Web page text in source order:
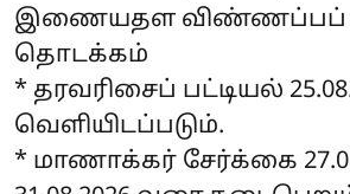
இணையதள விண்ணப்பப்
தொடக்கம்
* தரவரிசைப் பட்டியல்
வெளியிடப்படும்.
* மாணாக்கர் சேர்க்கை